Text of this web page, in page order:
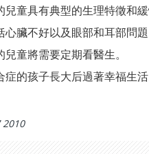
童具有典型的生理特徵和緩
臟不好以及眼部和耳部問題
童將需要定期看醫生。
的孩子長大后過著幸福生活